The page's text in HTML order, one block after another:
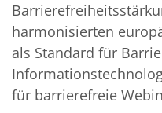
harmonisierten
als Standard für
für barrierefreie